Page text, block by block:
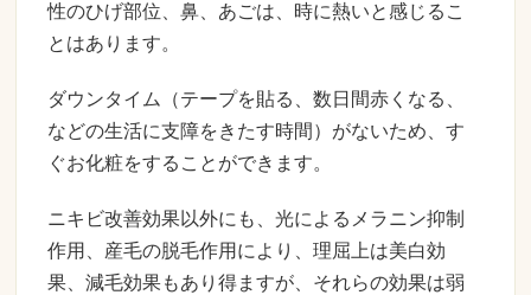
性のひげ部位、鼻、あごは、時に熱いと感じるこ
とはあります。
ダウンタイム（テープを貼る、数日間赤くなる、
などの生活に支障をきたす時間）がないため、す
ぐお化粧をすることができます。
ニキビ改善効果以外にも、光によるメラニン抑制
作用、産毛の脱毛作用により、理屈上は美白効
果、減毛効果もあり得ますが、それらの効果は弱